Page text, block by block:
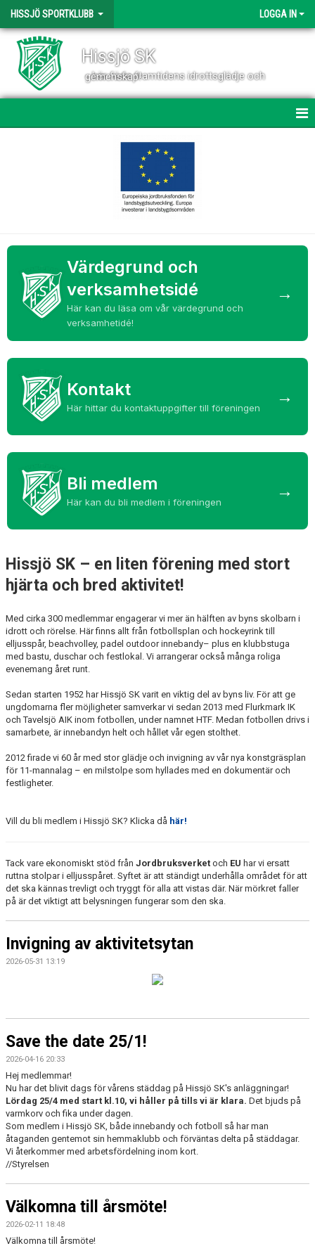
HISSJÖ SPORTKLUBB LOGGA IN
Hissjö SK
- här föds framtidens idrottsglädje och gemenskap!
VÄRDEGRUND OCH VERKSAMHETSIDÉ
VÅRA LAG
MATCHER
HYRA
Värdegrund och
verksamhetsidé
Här kan du läsa om vår värdegrund och
verksamhetidé!
→
Kontakt
Här hittar du kontaktuppgifter till föreningen
→
Bli medlem
Här kan du bli medlem i föreningen
→
Hissjö SK – en liten förening med stort
hjärta och bred aktivitet!
Med cirka 300 medlemmar engagerar vi mer än hälften av byns skolbarn i
idrott och rörelse. Här finns allt från fotbollsplan och hockeyrink till
elljusspår, beachvolley, padel outdoor innebandy– plus en klubbstuga
med bastu, duschar och festlokal. Vi arrangerar också många roliga
evenemang året runt.
Sedan starten 1952 har Hissjö SK varit en viktig del av byns liv. För att ge
ungdomarna fler möjligheter samverkar vi sedan 2013 med Flurkmark IK
och Tavelsjö AIK inom fotbollen, under namnet HTF. Medan fotbollen drivs i
samarbete, är innebandyn helt och hållet vår egen stolthet.
2012 firade vi 60 år med stor glädje och invigning av vår nya konstgräsplan
för 11-mannalag – en milstolpe som hyllades med en dokumentär och
festligheter.
Vill du bli medlem i Hissjö SK? Klicka då här!
Tack vare ekonomiskt stöd från Jordbruksverket och EU har vi ersatt
ruttna stolpar i elljusspåret. Syftet är att ständigt underhålla området för att
det ska kännas trevligt och tryggt för alla att vistas där. När mörkret faller
på är det viktigt att belysningen fungerar som den ska.
Invigning av aktivitetsytan
2026-05-31 13:19
Save the date 25/1!
2026-04-16 20:33
Hej medlemmar!
Nu har det blivit dags för vårens städdag på Hissjö SK's anläggningar!
Lördag 25/4 med start kl.10, vi håller på tills vi är klara. Det bjuds på
varmkorv och fika under dagen.
Som medlem i Hissjö SK, både innebandy och fotboll så har man
åtaganden gentemot sin hemmaklubb och förväntas delta på städdagar.
Vi återkommer med arbetsfördelning inom kort.
//Styrelsen
Välkomna till årsmöte!
2026-02-11 18:48
Välkomna till årsmöte!